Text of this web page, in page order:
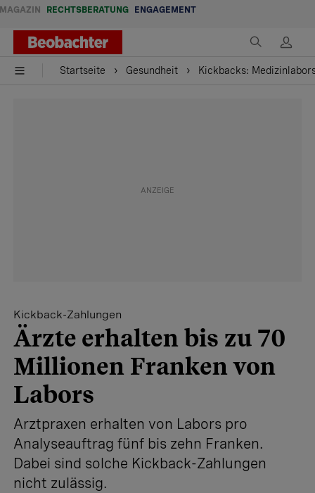
MAGAZIN RECHTSBERATUNG ENGAGEMENT
Startseite Gesundheit Kickbacks:
Kickback-Zahlungen
Ärzte erhalten bis zu 70
Millionen Franken von
Labors
Arztpraxen erhalten von Labors pro
Analyseauftrag fünf bis zehn Franken.
Dabei sind solche Kickback-Zahlungen
nicht zulässig.